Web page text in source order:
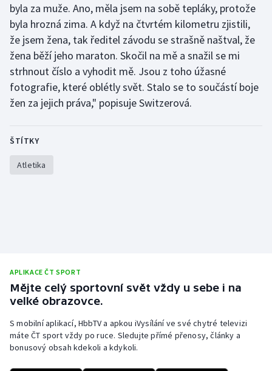
byla za muže. Ano, měla jsem na sobě tepláky, protože
byla hrozná zima. A když na čtvrtém kilometru zjistili,
že jsem žena, tak ředitel závodu se strašně naštval, že
žena běží jeho maraton. Skočil na mě a snažil se mi
strhnout číslo a vyhodit mě. Jsou z toho úžasné
fotografie, které oblétly svět. Stalo se to součástí boje
žen za jejich práva," popisuje Switzerová.
ŠTÍTKY
Atletika
APLIKACE ČT SPORT
Mějte celý sportovní svět vždy u sebe i na
velké obrazovce.
S mobilní aplikací, HbbTV a apkou iVysílání ve své chytré televizi
máte ČT sport vždy po ruce. Sledujte přímé přenosy, články a
bonusový obsah kdekoli a kdykoli.